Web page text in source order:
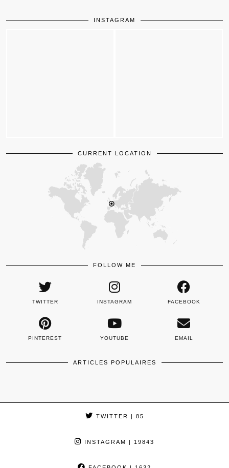
INSTAGRAM
CURRENT LOCATION
FOLLOW ME
TWITTER INSTAGRAM FACEBOOK
PINTEREST YOUTUBE EMAIL
ARTICLES POPULAIRES
TWITTER | 85
INSTAGRAM | 19843